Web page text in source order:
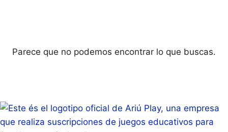
Parece que no podemos encontrar lo que buscas.